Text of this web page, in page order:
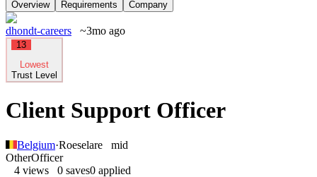
Overview Requirements Company
dhondt-careers ~3mo ago
13
Lowest
Trust Level
Client Support Officer
Belgium·Roeselare
mid
OtherOfficer
4 views 0 saves0 applied